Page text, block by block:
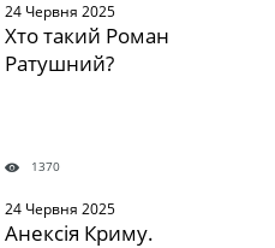
24 Червня 2025
Хто такий Роман
Ратушний?
1370
24 Червня 2025
Анексія Криму.